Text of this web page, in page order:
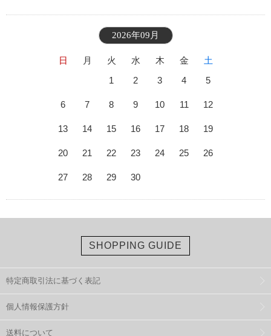
2026年09月
日 月 火 水 木 金
土
1
2 3 4 5
6 7 8 9 10 11 12
13 14 15 16 17 18 19
20 21 22 23 24 25 26
27 28 29 30
SHOPPING GUIDE
特定商取引法に基づく表記
個人情報保護方針
送料について